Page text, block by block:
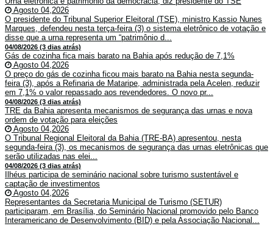
Agosto 04,2026
O presidente do Tribunal Superior Eleitoral (TSE), ministro Kassio Nunes
Marques, defendeu nesta terça-feira (3) o sistema eletrônico de votação e
disse que a urna representa um “patrimônio d...
04/08/2026 (3 dias atrás)
Gás de cozinha fica mais barato na Bahia após redução de 7,1%
Agosto 04,2026
O preço do gás de cozinha ficou mais barato na Bahia nesta segunda-
feira (3), após a Refinaria de Mataripe, administrada pela Acelen, reduzir
em 7,1% o valor repassado aos revendedores. O novo pr...
04/08/2026 (3 dias atrás)
TRE da Bahia apresenta mecanismos de segurança das urnas e nova
ordem de votação para eleições
Agosto 04,2026
O Tribunal Regional Eleitoral da Bahia (TRE-BA) apresentou, nesta
segunda-feira (3), os mecanismos de segurança das urnas eletrônicas que
serão utilizadas nas elei...
04/08/2026 (3 dias atrás)
Ilhéus participa de seminário nacional sobre turismo sustentável e
captação de investimentos
Agosto 04,2026
Representantes da Secretaria Municipal de Turismo (SETUR)
participaram, em Brasília, do Seminário Nacional promovido pelo Banco
Interamericano de Desenvolvimento (BID) e pela Associação Nacional...